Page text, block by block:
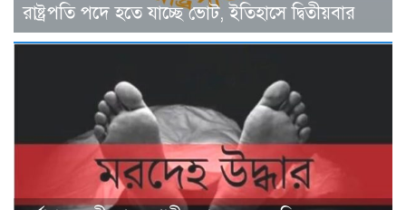
রাষ্ট্রপতি পদে হতে যাচ্ছে ভোট, ইতিহাসে দ্বিতীয়বার